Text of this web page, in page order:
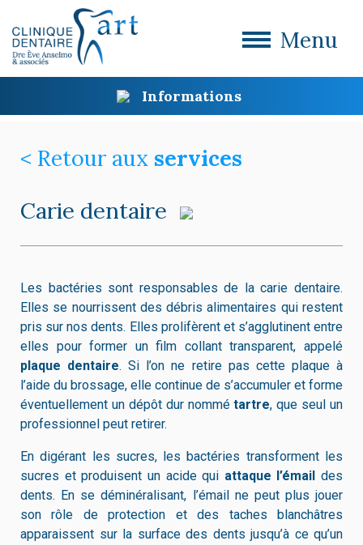
Menu
Informations
< Retour aux services
Carie dentaire
Les bactéries sont responsables de la carie dentaire.
Elles se nourrissent des débris alimentaires qui restent
pris sur nos dents. Elles prolifèrent et s’agglutinent entre
elles pour former un film collant transparent, appelé
plaque dentaire. Si l’on ne retire pas cette plaque à
l’aide du brossage, elle continue de s’accumuler et forme
éventuellement un dépôt dur nommétartre, que seul un
professionnel peut retirer.
En digérant les sucres, les bactéries transforment les
sucres et produisent un acide qui attaque l’émail des
dents. En se déminéralisant, l’émail ne peut plus jouer
son rôle de protection et des taches blanchâtres
apparaissent sur la surface des dents jusqu’à ce qu’un